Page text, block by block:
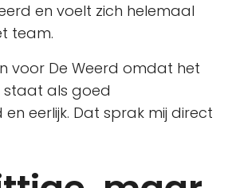
en voelt zich helemaal
team.
voor De Weerd omdat het
staat als goed
eerlijk. Dat sprak mij direct